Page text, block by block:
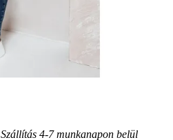
Szállítás 4-7 munkanapon belül